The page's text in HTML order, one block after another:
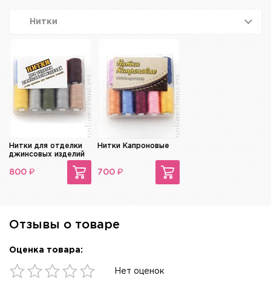
Нитки
Нитки для отделки
джинсовых изделий
800 ₽
Нитки Капроновые
700 ₽
Отзывы о товаре
Оценка товара:
Нет оценок